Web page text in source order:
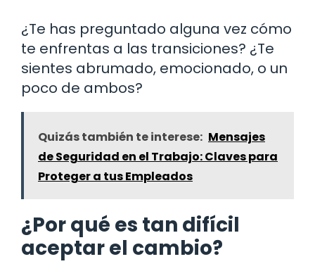
¿Te has preguntado alguna vez cómo
te enfrentas a las transiciones? ¿Te
sientes abrumado, emocionado, o un
poco de ambos?
Quizás también te interese: Mensajes
de Seguridad en el Trabajo: Claves para
Proteger a tus Empleados
¿Por qué es tan difícil
aceptar el cambio?